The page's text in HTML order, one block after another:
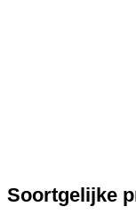
Soortgelijke